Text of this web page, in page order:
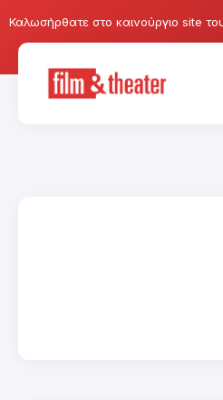
Καλωσήρθατε στο καινούργιο site